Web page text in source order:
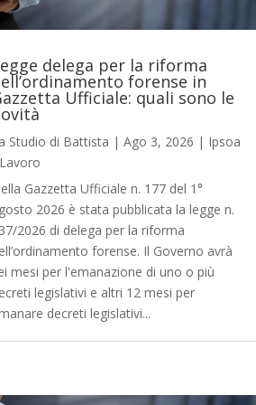
delega per la riforma
forense in
Ufficiale: quali sono le
Studio di Battista |Ago 3, 2026 | Ipsoa
Gazzetta Ufficiale n. 177 del 1°
2026 è stata pubblicata la legge n.
2026 di delega per la riforma
forense. Il Governo avrà
mesi per l'emanazione di uno o più
legislativi e altri 12 mesi per
decreti legislativi...